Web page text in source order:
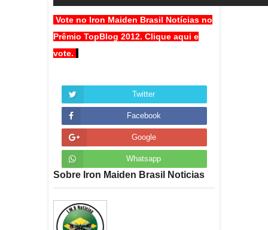
Vote no Iron Maiden Brasil Notícias no
Prêmio TopBlog 2012. Clique aqui e
vote.
Twitter
Facebook
Google
Whatsapp
Sobre Iron Maiden Brasil Noticias